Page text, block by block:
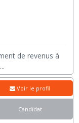
de revenus à
...
Voir le profil
Candidat